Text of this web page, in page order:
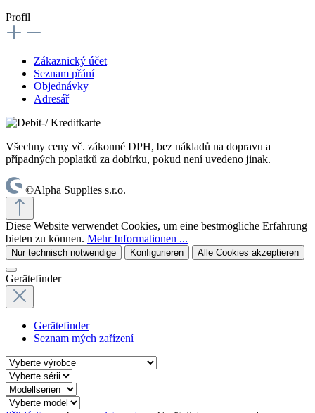
Profil
Zákaznický účet
Seznam přání
Objednávky
Adresář
Všechny ceny vč. zákonné DPH, bez nákladů na dopravu a
případných poplatků za dobírku, pokud není uvedeno jinak.
©Alpha Supplies s.r.o.
Diese Website verwendet Cookies, um eine bestmögliche Erfahrung
bieten zu können. Mehr Informationen ...
Nur technisch notwendige Konfigurieren Alle Cookies akzeptieren
Gerätefinder
Gerätefinder
Seznam mých zařízení